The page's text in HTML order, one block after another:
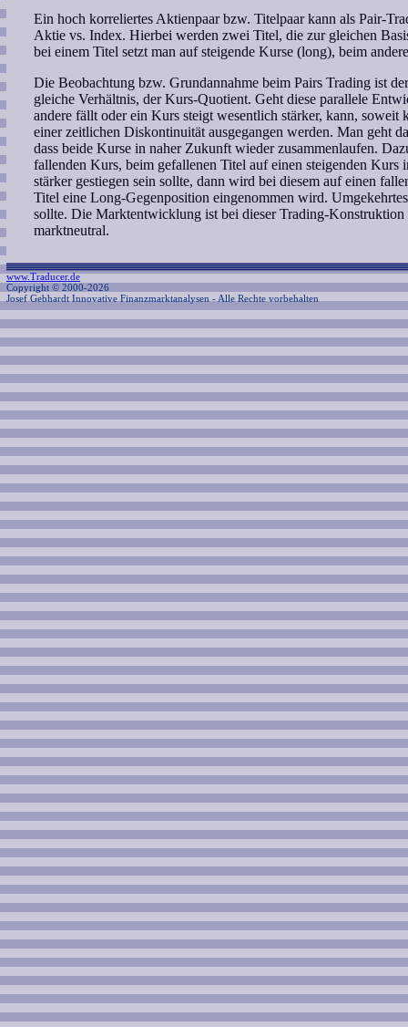
Ein hoch korreliertes Aktienpaar bzw. Titelpaar kann als Pair-
Aktie vs. Index. Hierbei werden zwei Titel, die zur gleichen
bei einem Titel setzt man auf steigende Kurse (long), beim
Die Beobachtung bzw. Grundannahme beim Pairs Trading ist
gleiche Verhältnis, der Kurs-Quotient. Geht diese parallele
andere fällt oder ein Kurs steigt wesentlich stärker, kann,
einer zeitlichen Diskontinuität ausgegangen werden. Man geht
dass beide Kurse in naher Zukunft wieder zusammenlaufen.
fallenden Kurs, beim gefallenen Titel auf einen steigenden
stärker gestiegen sein sollte, dann wird bei diesem auf einen
Titel eine Long-Gegenposition eingenommen wird.
sollte. Die Marktentwicklung ist bei dieser Trading-Konstruktion
marktneutral.
www.Traducer.de
Copyright © 2000-2026
Josef Gebhardt Innovative Finanzmarktanalysen - Alle Rechte vorbehalten